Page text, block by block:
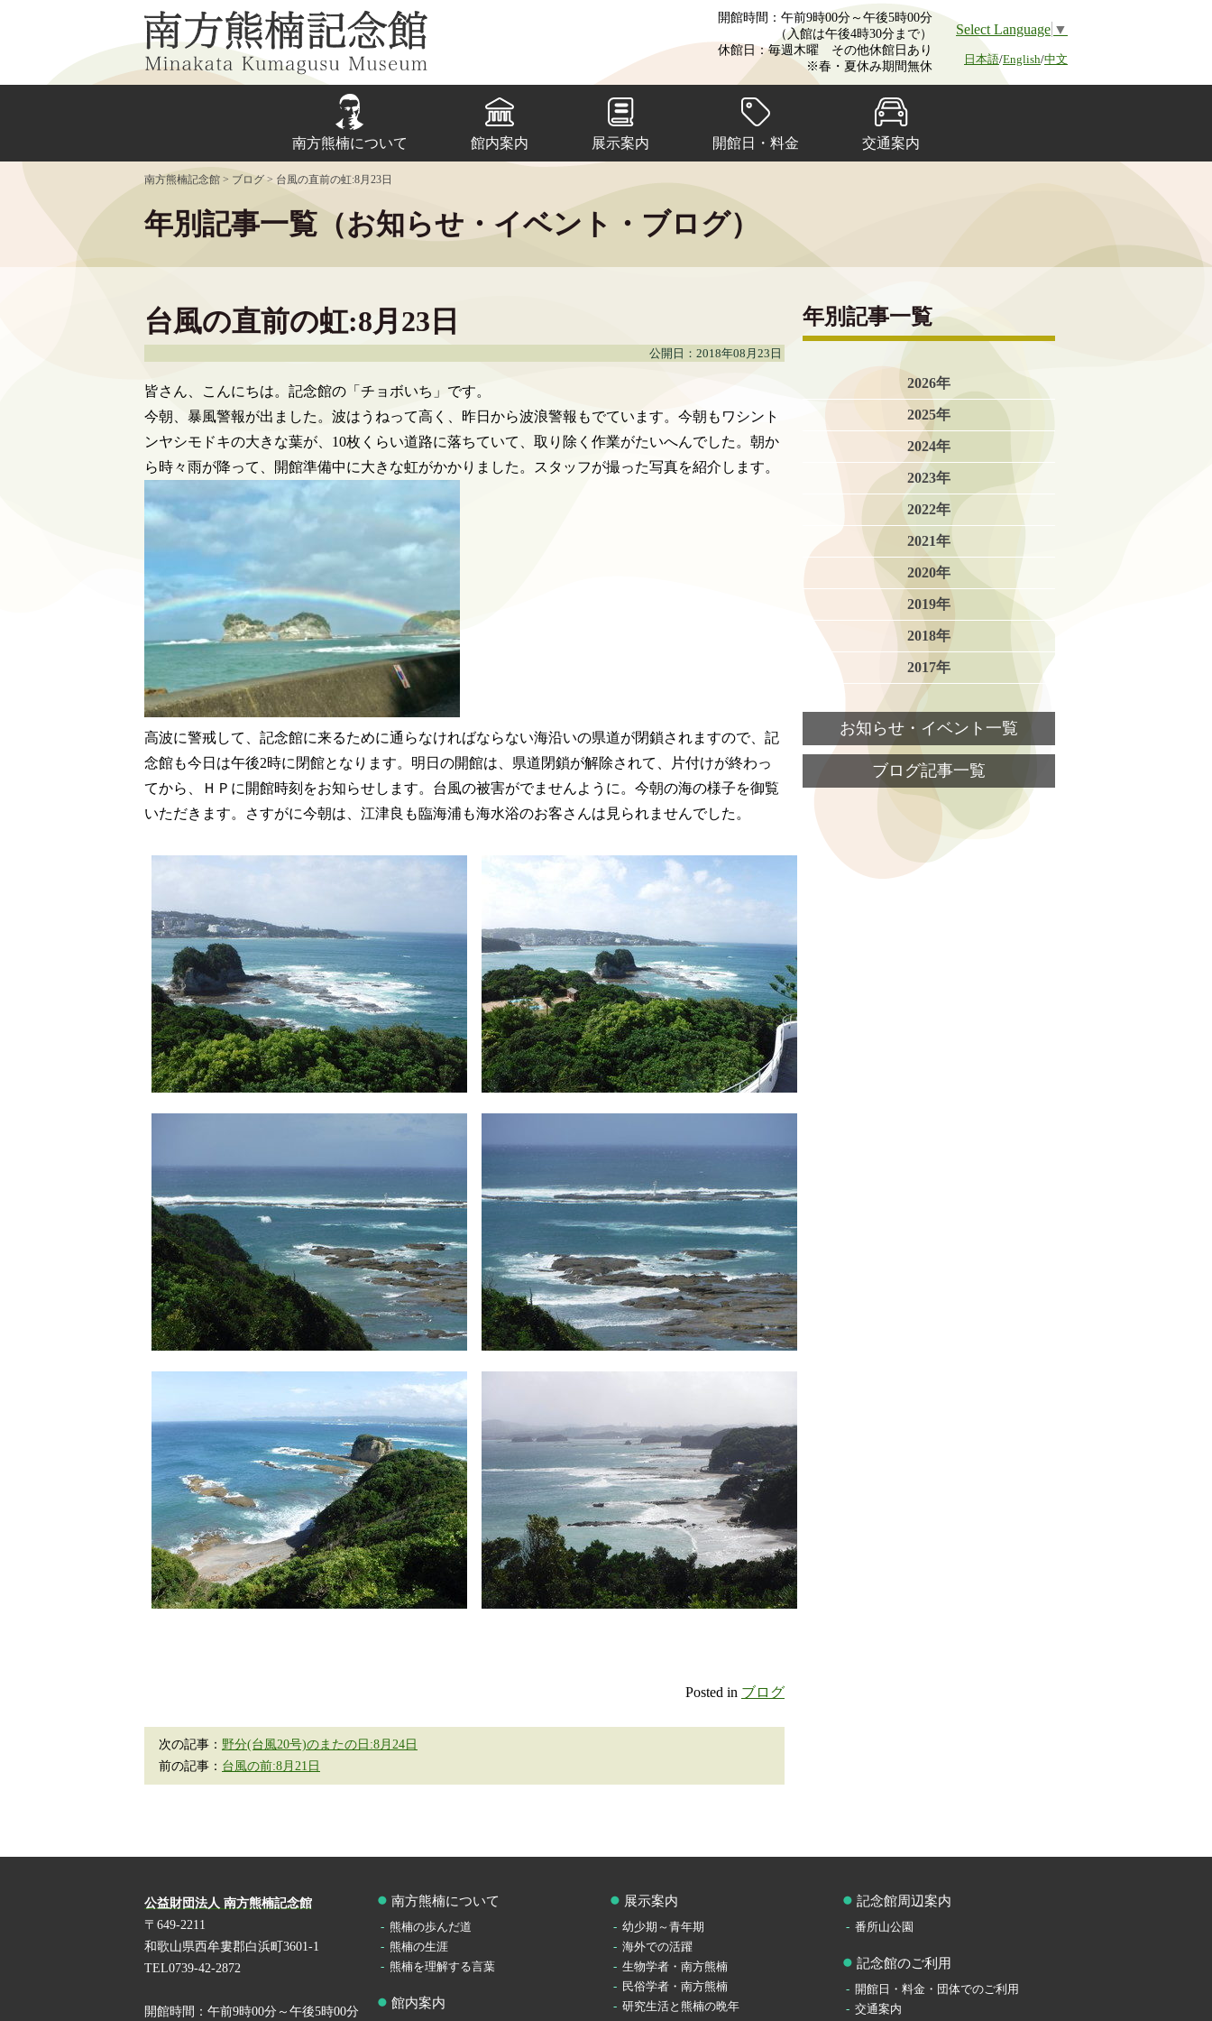
開館時間：午前9時00分～午後5時00分
（入館は午後4時30分まで）
休館日：毎週木曜 その他休館日あり
※春・夏休み期間無休
Select Language ▼
日本語/English/中文
南方熊楠について 館内案内 展示案内 開館日・料金 交通案内
南方熊楠記念館 > ブログ > 台風の直前の虹:8月23日
年別記事一覧（お知らせ・イベント・ブログ）
台風の直前の虹:8月23日
公開日：2018年08月23日
皆さん、こんにちは。記念館の「チョボいち」です。
今朝、暴風警報が出ました。波はうねって高く、昨日から波浪警報もでています。今朝もワシント
ンヤシモドキの大きな葉が、10枚くらい道路に落ちていて、取り除く作業がたいへんでした。朝か
ら時々雨が降って、開館準備中に大きな虹がかかりました。スタッフが撮った写真を紹介します。
高波に警戒して、記念館に来るために通らなければならない海沿いの県道が閉鎖されますので、記
念館も今日は午後2時に閉館となります。明日の開館は、県道閉鎖が解除されて、片付けが終わっ
てから、ＨＰに開館時刻をお知らせします。台風の被害がでませんように。今朝の海の様子を御覧
いただきます。さすがに今朝は、江津良も臨海浦も海水浴のお客さんは見られませんでした。
Posted in ブログ
次の記事： 野分(台風20号)のまたの日:8月24日
前の記事： 台風の前:8月21日
年別記事一覧
2026年
2025年
2024年
2023年
2022年
2021年
2020年
2019年
2018年
2017年
お知らせ・イベント一覧
ブログ記事一覧
公益財団法人 南方熊楠記念館
〒649-2211
和歌山県西牟婁郡白浜町3601-1
TEL0739-42-2872
開館時間：午前9時00分～午後5時00分
南方熊楠について
熊楠の歩んだ道
熊楠の生涯
熊楠を理解する言葉
館内案内
展示案内
幼少期～青年期
海外での活躍
生物学者・南方熊楠
民俗学者・南方熊楠
研究生活と熊楠の晩年
記念館周辺案内
番所山公園
記念館のご利用
開館日・料金・団体でのご利用
交通案内